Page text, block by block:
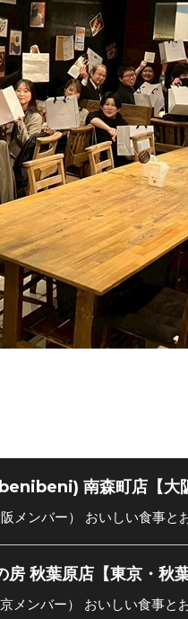
南森町店【大
メンバー） おいしい食事
秋葉原店【東京・秋葉
メンバー） おいしい食事と